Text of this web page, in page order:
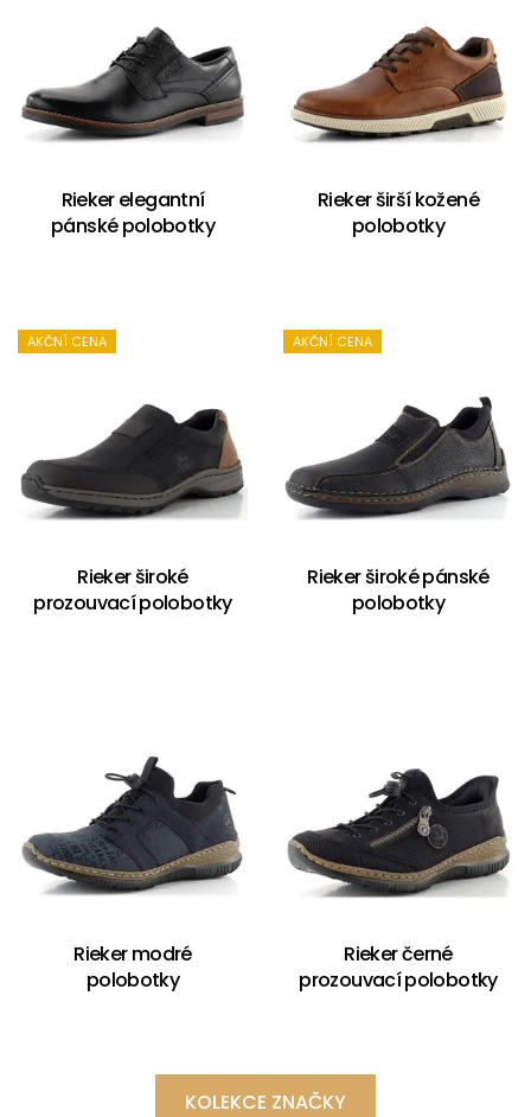
Rieker elegantní
pánské polobotky
Rieker širší kožené
polobotky
AKČNÍ CENA
Rieker široké
prozouvací polobotky
AKČNÍ CENA
Rieker široké pánské
polobotky
Rieker modré
polobotky
Rieker černé
prozouvací polobotky
KOLEKCE ZNAČKY